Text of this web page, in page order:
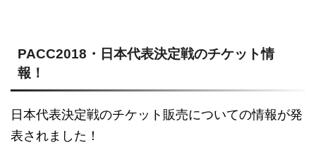
PACC2018・日本代表決定戦のチケット情
報！
日本代表決定戦のチケット販売についての情報が発
表されました！